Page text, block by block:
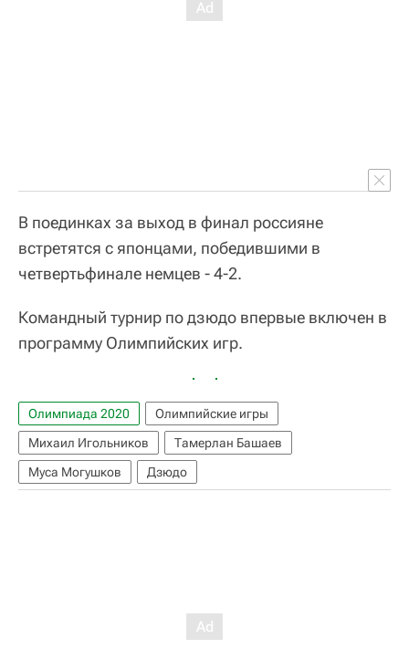
В поединках за выход в финал россияне
встретятся с японцами, победившими в
четвертьфинале немцев - 4-2.
Командный турнир по дзюдо впервые включен в
программу Олимпийских игр.
Олимпиада 2020
Олимпийские игры
Михаил Игольников
Тамерлан Башаев
Муса Могушков
Дзюдо